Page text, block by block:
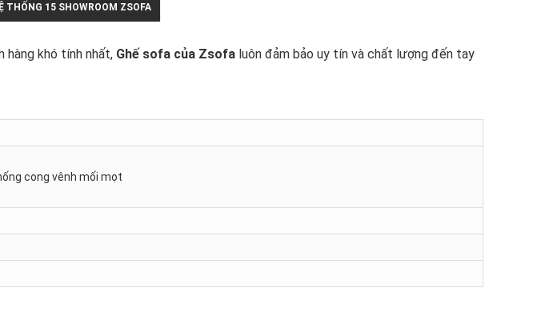
THỐNG 15 SHOWROOM ZSOFA
hàng khó tính nhất, Ghế sofa của Zsofa luôn đảm bảo uy tín và chất lượng đến tay
cong vênh mối mọt